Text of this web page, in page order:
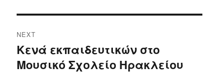
NEXT
Next
post:
Κενά εκπαιδευτικών στo
Μουσικό Σχολείο Ηρακλείου